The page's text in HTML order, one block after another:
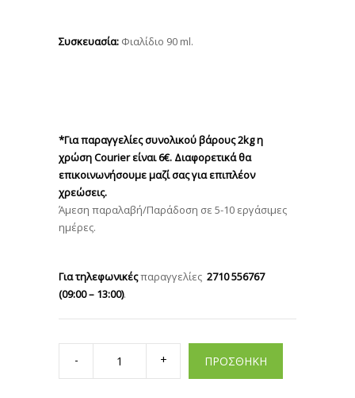
Συσκευασία: Φιαλίδιο 90 ml.
*Για παραγγελίες συνολικού βάρους 2kg η
χρώση Courier είναι 6€. Διαφορετικά θα
επικοινωνήσουμε μαζί σας για επιπλέον
χρεώσεις.
Άμεση παραλαβή/Παράδοση σε 5-10 εργάσιμες
ημέρες.
Για τηλεφωνικέςπαραγγελίες 2710 556767
(09:00 – 13:00).
DS-
adaptation
για
ΠΡΟΣΘΗΚΗ